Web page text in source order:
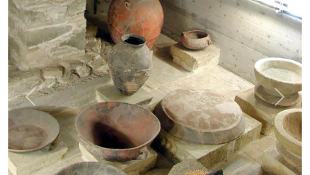
Previous Next